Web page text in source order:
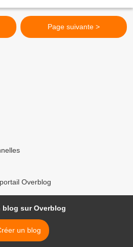
Page suivante >
Overblog
blog sur Overblog
un blog